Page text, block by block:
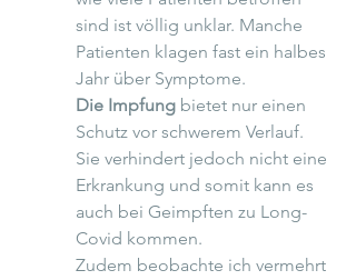
sind ist völlig unklar. Manche
Patienten klagen fast ein halbes
Jahr über Symptome.
Die Impfung bietet nur einen
Schutz vor schwerem Verlauf.
Sie verhindert jedoch nicht eine
Erkrankung und somit kann es
auch bei Geimpften zu Long-
Covid kommen.
Zudem beobachte ich vermehrt